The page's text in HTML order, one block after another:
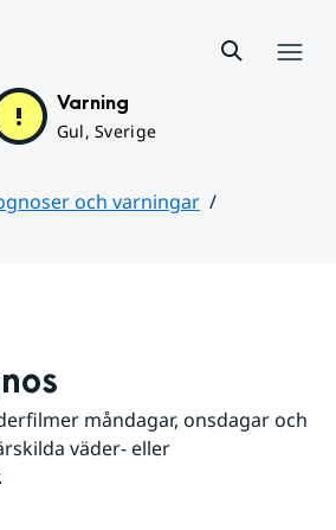
Varning
Gul, Sverige
och varningar
måndagar, onsdagar och
väder- eller